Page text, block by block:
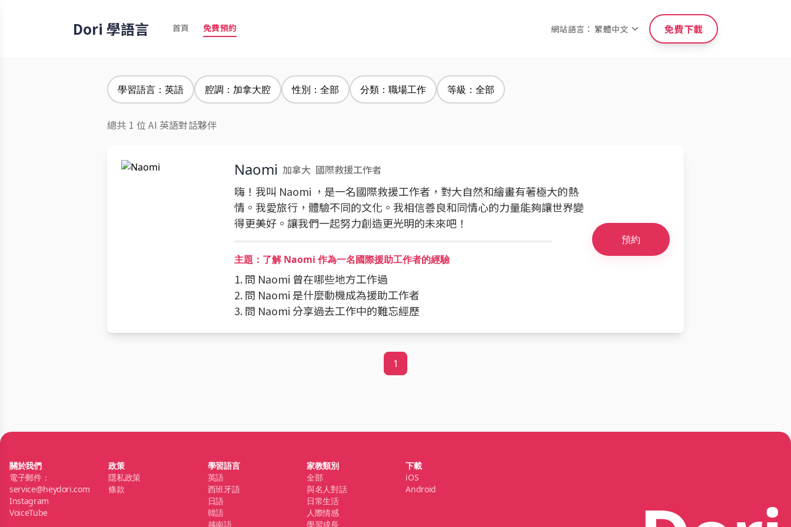
Dori 學語言 首頁 免費預約 網站語言： 繁體中文 免費下載
學習語言：英語 腔調：加拿大腔 性別：全部 分類：職場工作 等級：全部
總共 1 位 AI 英語對話夥伴
Naomi 加拿大 國際救援工作者
嗨！我叫 Naomi ，是一名國際救援工作者，對大自然和繪畫有著極大的熱
情。我愛旅行，體驗不同的文化。我相信善良和同情心的力量能夠讓世界變
得更美好。讓我們一起努力創造更光明的未來吧！
主題：了解 Naomi 作為一名國際援助工作者的經驗
1. 問 Naomi 曾在哪些地方工作過
2. 問 Naomi 是什麼動機成為援助工作者
3. 問 Naomi 分享過去工作中的難忘經歷
預約
1
關於我們
電子郵件：
service@heydori.com
Instagram
VoiceTube
政策
隱私政策
條款
學習語言
英語
西班牙語
日語
韓語
越南語
家教類別
全部
與名人對話
日常生活
人際情感
學習成長
下載
iOS
Android